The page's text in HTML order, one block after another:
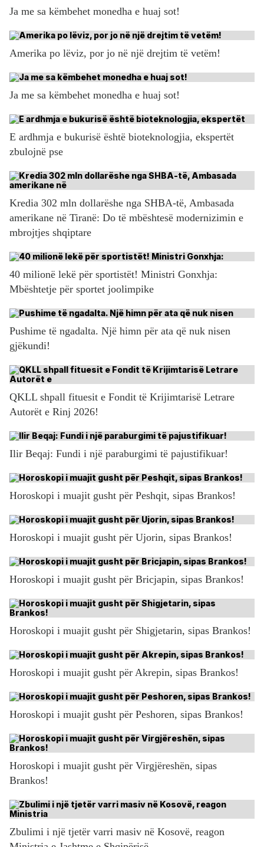
Ja me sa këmbehet monedha e huaj sot!
Amerika po lëviz, por jo në një drejtim të vetëm!
Ja me sa këmbehet monedha e huaj sot!
E ardhmja e bukurisë është bioteknologjia, ekspertët
zbulojnë pse
Kredia 302 mln dollarëshe nga SHBA-të, Ambasada
amerikane në Tiranë: Do të mbështesë modernizimin e
mbrojtjes shqiptare
40 milionë lekë për sportistët! Ministri Gonxhja:
Mbështetje për sportet joolimpike
Pushime të ngadalta. Një himn për ata që nuk nisen
gjëkundi!
QKLL shpall fituesit e Fondit të Krijimtarisë Letrare
Autorët e Rinj 2026!
Ilir Beqaj: Fundi i një paraburgimi të pajustifikuar!
Horoskopi i muajit gusht për Peshqit, sipas Brankos!
Horoskopi i muajit gusht për Ujorin, sipas Brankos!
Horoskopi i muajit gusht për Bricjapin, sipas Brankos!
Horoskopi i muajit gusht për Shigjetarin, sipas Brankos!
Horoskopi i muajit gusht për Akrepin, sipas Brankos!
Horoskopi i muajit gusht për Peshoren, sipas Brankos!
Horoskopi i muajit gusht për Virgjëreshën, sipas
Brankos!
Zbulimi i një tjetër varri masiv në Kosovë, reagon